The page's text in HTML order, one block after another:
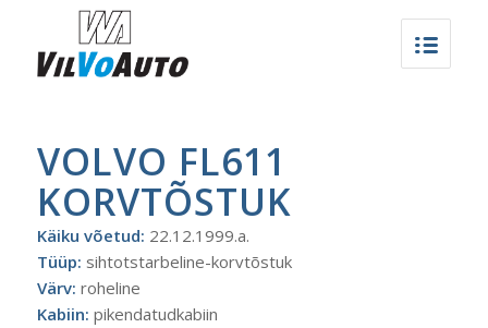
VOLVO FL611
KORVTÕSTUK
Käiku võetud: 22.12.1999.a.
Tüüp: sihtotstarbeline-korvtõstuk
Värv: roheline
Kabiin: pikendatudkabiin